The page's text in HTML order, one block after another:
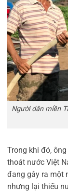
Người dân miền
Trong khi đó,
thoát nước Việt
đang gây ra một
nhưng lại thiếu